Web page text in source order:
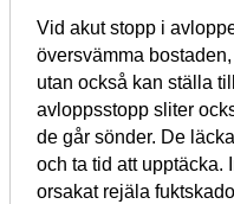
Vid akut stopp i
översvämma
utan också kan ställa
avloppsstopp sliter
de går sönder. De
och ta tid att upptäcka.
orsakat rejäla